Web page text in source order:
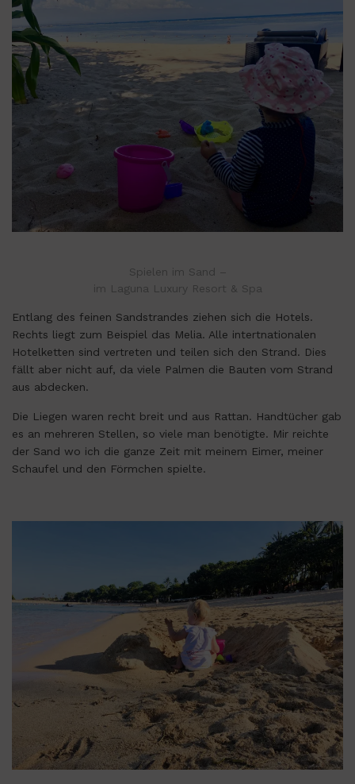
Spielen im Sand –
im Laguna Luxury Resort & Spa
Entlang des feinen Sandstrandes ziehen sich die Hotels.
Rechts liegt zum Beispiel das Melia. Alle intertnationalen
Hotelketten sind vertreten und teilen sich den Strand. Dies
fällt aber nicht auf, da viele Palmen die Bauten vom Strand
aus abdecken.
Die Liegen waren recht breit und aus Rattan. Handtücher gab
es an mehreren Stellen, so viele man benötigte. Mir reichte
der Sand wo ich die ganze Zeit mit meinem Eimer, meiner
Schaufel und den Förmchen spielte.